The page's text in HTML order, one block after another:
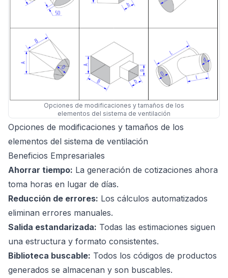
Opciones de modificaciones y tamaños de los
elementos del sistema de ventilación
Opciones de modificaciones y tamaños de los
elementos del sistema de ventilación
Beneficios Empresariales
Ahorrar tiempo: La generación de cotizaciones ahora
toma horas en lugar de días.
Reducción de errores: Los cálculos automatizados
eliminan errores manuales.
Salida estandarizada: Todas las estimaciones siguen
una estructura y formato consistentes.
Biblioteca buscable: Todos los códigos de productos
generados se almacenan y son buscables.